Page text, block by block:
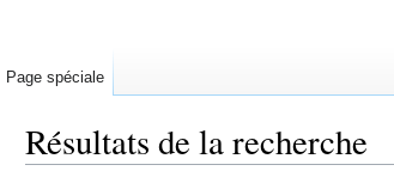
Résultats de la recherche
Page spéciale